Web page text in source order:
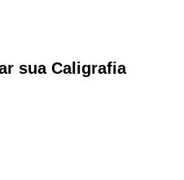
sua Caligrafia